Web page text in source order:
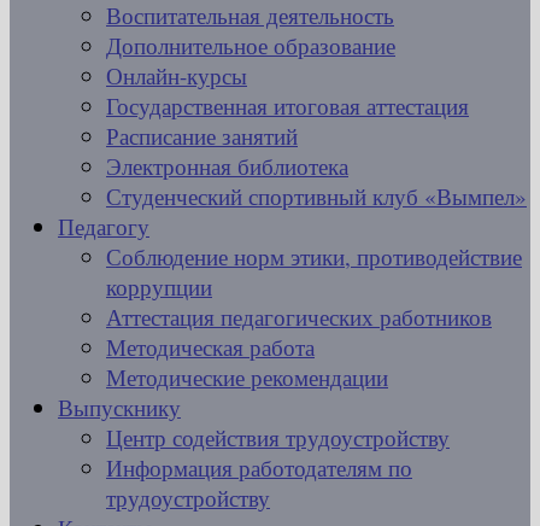
Воспитательная деятельность
Дополнительное образование
Онлайн-курсы
Государственная итоговая аттестация
Расписание занятий
Электронная библиотека
Студенческий спортивный клуб «Вымпел»
Педагогу
Соблюдение норм этики, противодействие
коррупции
Аттестация педагогических работников
Методическая работа
Методические рекомендации
Выпускнику
Центр содействия трудоустройству
Информация работодателям по
трудоустройству